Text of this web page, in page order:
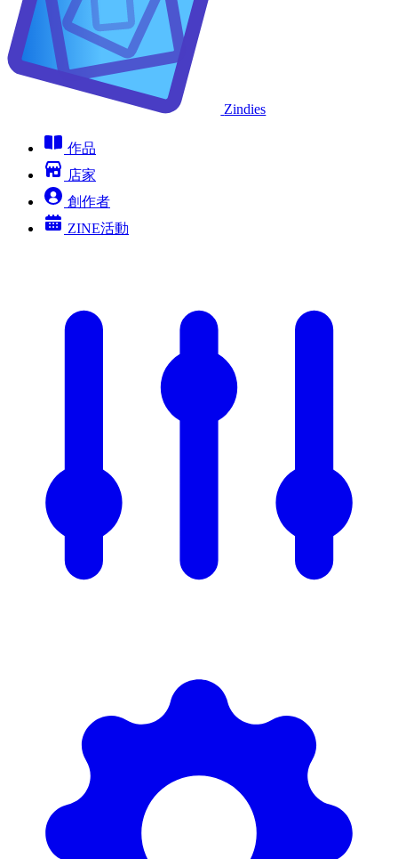
Zindies
作品
店家
創作者
ZINE活動